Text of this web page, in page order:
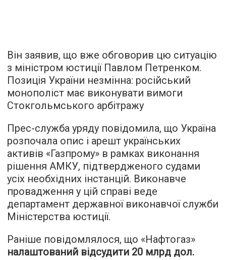
Він заявив, що вже обговорив цю ситуацію
з міністром юстиції Павлом Петренком.
Позиція України незмінна: російський
монополіст має виконувати вимоги
Стокгольмського арбітражу
Прес-служба уряду повідомила, що Україна
розпочала опис і арешт українських
активів «Газпрому» в рамках виконання
рішення АМКУ, підтвердженого судами
усіх необхідних інстанцій. Виконавче
провадження у цій справі веде
департамент державної виконавчої служби
Міністерства юстиції.
Раніше повідомлялося, що «Нафтогаз»
налаштований відсудити 20 млрд дол.